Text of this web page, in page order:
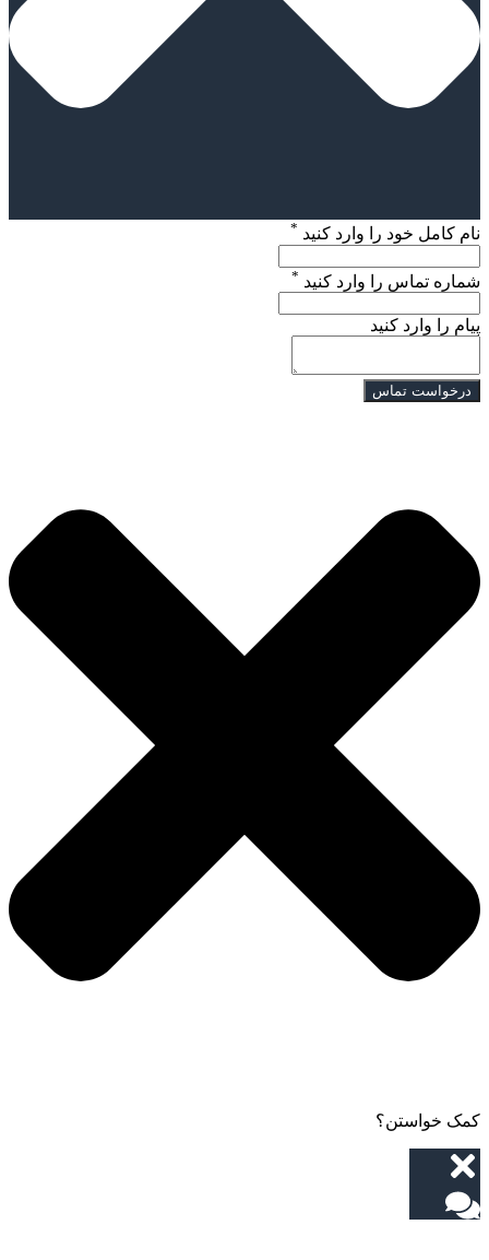
نام کامل خود را وارد کنید *
شماره تماس را وارد کنید *
پیام را وارد کنید
کمک خواستن؟